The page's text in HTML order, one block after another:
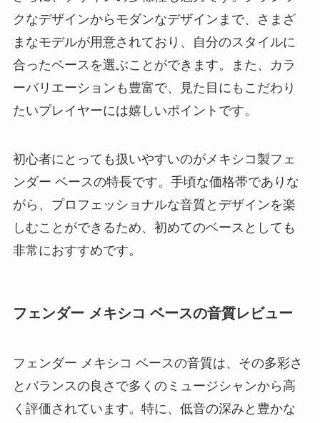
クなデザインからモダンなデザインまで、さまざ
まなモデルが用意されており、自分のスタイルに
合ったベースを選ぶことができます。また、カラ
ーバリエーションも豊富で、見た目にもこだわり
たいプレイヤーには嬉しいポイントです。
初心者にとっても扱いやすいのがメキシコ製フェ
ンダー ベースの特長です。手頃な価格帯でありな
がら、プロフェッショナルな音質とデザインを楽
しむことができるため、初めてのベースとしても
非常におすすめです。
フェンダー メキシコ ベースの音質レビュー
フェンダー メキシコ ベースの音質は、その多彩さ
とバランスの良さで多くのミュージシャンから高
く評価されています。特に、低音の深みと豊かな